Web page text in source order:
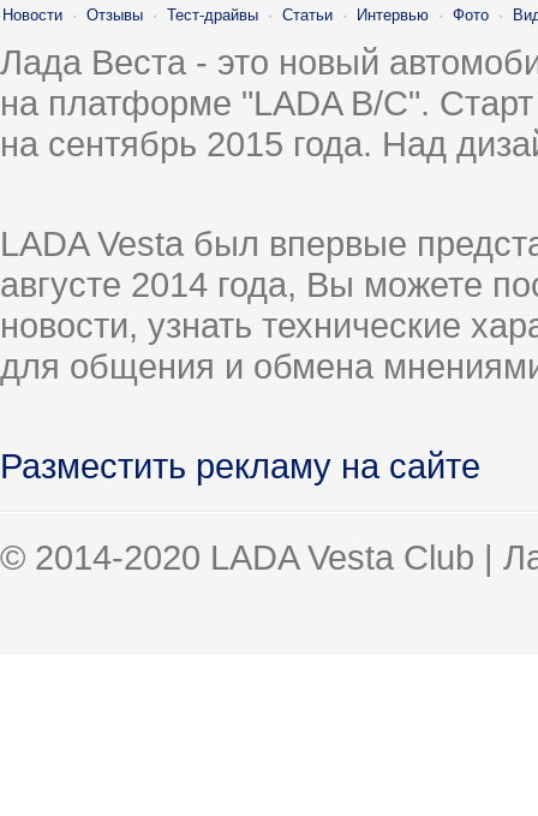
Новости · Отзывы · Тест-драйвы · Статьи · Интервью · Фото ·
Лада Веста - это новый
на платформе "LADA B/C".
на сентябрь 2015 года. Над
LADA Vesta был впервые
августе 2014 года, Вы можете
новости, узнать технические
для общения и обмена
Разместить рекламу на сайте
© 2014-2020 LADA Vesta Club |